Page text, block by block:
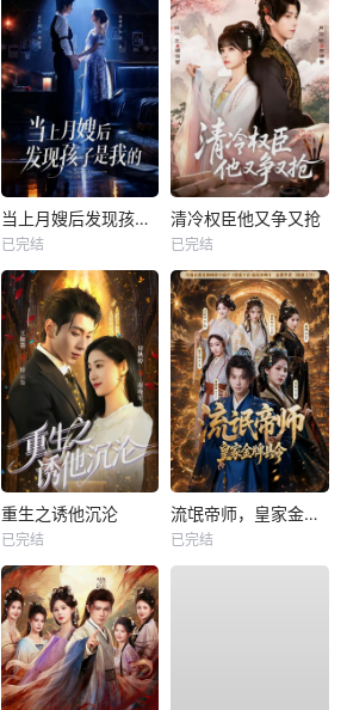
当上月嫂后发现孩子是我的
已完结
清冷权臣他又争又抢
已完结
重生之诱他沉沦
已完结
流氓帝师，皇家金牌县令
已完结